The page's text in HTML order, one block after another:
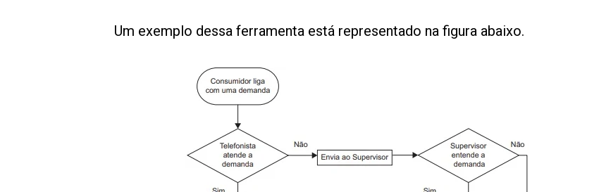
Um exemplo dessa ferramenta está representado na figura abaixo.